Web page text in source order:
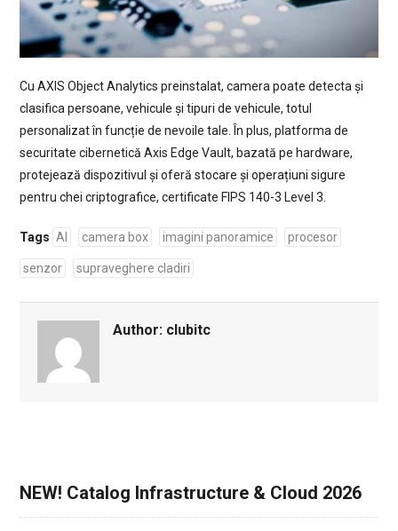
Cu AXIS Object Analytics preinstalat, camera poate detecta și
clasifica persoane, vehicule și tipuri de vehicule, totul
personalizat în funcție de nevoile tale. În plus, platforma de
securitate cibernetică Axis Edge Vault, bazată pe hardware,
protejează dispozitivul și oferă stocare și operațiuni sigure
pentru chei criptografice, certificate FIPS 140-3 Level 3.
Tags AI camera box imagini panoramice procesor
senzor supraveghere cladiri
Author: clubitc
NEW! Catalog Infrastructure & Cloud 2026